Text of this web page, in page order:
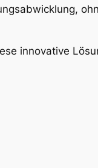
innovative